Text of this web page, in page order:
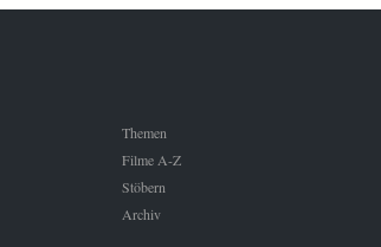
Schnee.
Themen
Filme A-Z
Stöbern
Archiv